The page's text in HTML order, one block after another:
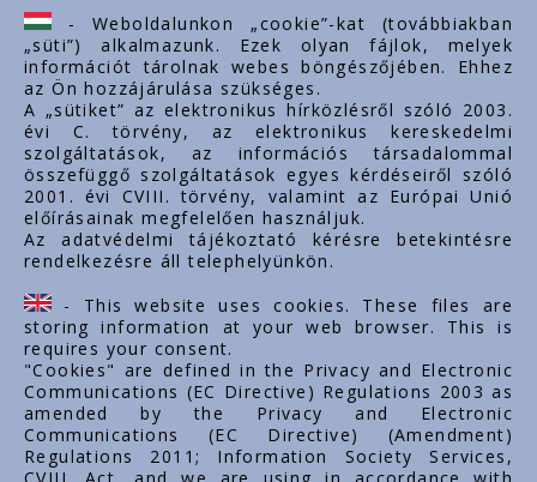
ertekesites@styron.hu
export@styron.hu
www.styron.hu
Important links
About us
Documents
Contacts
Career
- Weboldalunkon „cookie”-kat (továbbiakban
„süti”) alkalmazunk. Ezek olyan fájlok, melyek
információt tárolnak webes böngészőjében. Ehhez
az Ön hozzájárulása szükséges.
A „sütiket” az elektronikus hírközlésről szóló 2003.
évi C. törvény, az elektronikus kereskedelmi
szolgáltatások, az információs társadalommal
összefüggő szolgáltatások egyes kérdéseiről szóló
2001. évi CVIII. törvény, valamint az Európai Unió
előírásainak megfelelően használjuk.
Az adatvédelmi tájékoztató kérésre betekintésre
rendelkezésre áll telephelyünkön.
- This website uses cookies. These files are
storing information at your web browser. This is
requires your consent.
"Cookies" are defined in the Privacy and Electronic
Communications (EC Directive) Regulations 2003 as
amended by the Privacy and Electronic
Communications (EC Directive) (Amendment)
Regulations 2011; Information Society Services,